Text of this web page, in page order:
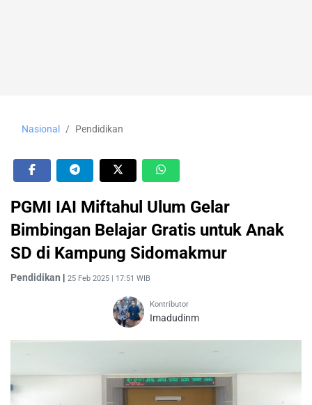
Nasional Pendidikan
PGMI IAI Miftahul Ulum Gelar
Bimbingan Belajar Gratis untuk Anak
SD di Kampung Sidomakmur
Pendidikan | 25 Feb 2025 | 17:51 WIB
Kontributor
Imadudinm